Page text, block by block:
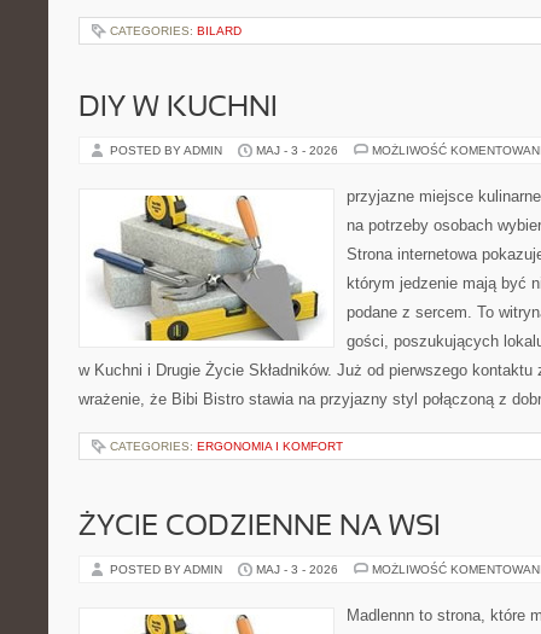
CATEGORIES: BILARD
DIY W KUCHNI
POSTED BY ADMIN MAJ - 3 - 2026 MOŻLIWOŚĆ
przyjazne miejsce
na potrzeby osobach
Strona internetowa
którym jedzenie mają być
podane z sercem. To
gości, poszukujących
w Kuchni i Drugie Życie Składników. Już od pierwszego
wrażenie, że Bibi Bistro stawia na przyjazny styl połączoną z
CATEGORIES: ERGONOMIA I KOMFORT
ŻYCIE CODZIENNE NA WSI
POSTED BY ADMIN MAJ - 3 - 2026 MOŻLIWOŚĆ
Madlennn to strona, które